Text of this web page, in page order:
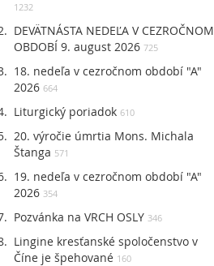
1232
DEVÄTNÁSTA NEDEĽA V CEZROČNOM
OBDOBÍ 9. august 2026 725
18. nedeľa v cezročnom období "A"
2026 664
Liturgický poriadok 610
20. výročie úmrtia Mons. Michala
Štanga 571
19. nedeľa v cezročnom období "A"
2026 354
Pozvánka na VRCH OSLY 346
Lingine kresťanské spoločenstvo v
Číne je špehované 160